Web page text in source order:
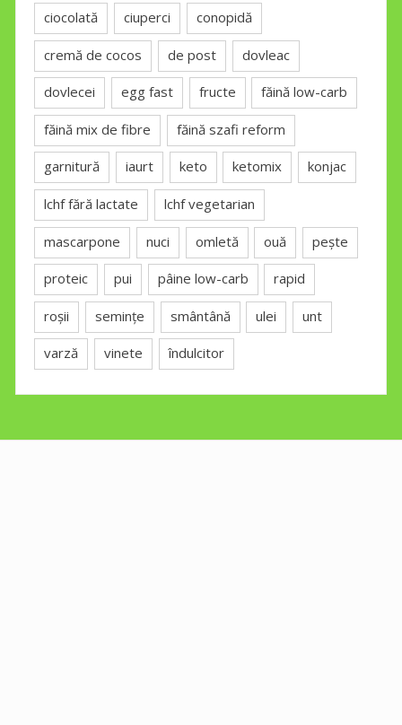
ciocolată ciuperci conopidă
cremă de cocos de post dovleac
dovlecei egg fast fructe făină low-carb
făină mix de fibre făină szafi reform
garnitură iaurt keto ketomix konjac
lchf fără lactate lchf vegetarian
mascarpone nuci omletă ouă pește
proteic pui pâine low-carb rapid
roșii semințe smântână ulei unt
varză vinete îndulcitor